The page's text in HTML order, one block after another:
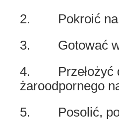
2. Pokroić na
3. Gotować we
4. Przełożyć
żaroodpornego
5. Posolić,